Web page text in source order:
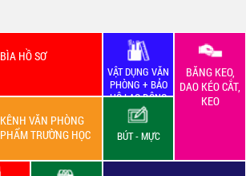
BÌA HỒ SƠ
VẬT DỤNG VĂN
PHÒNG + BẢO
HỘ LAO ĐỘNG
BĂNG KEO,
DAO KÉO CẮT,
KEO
KÊNH VĂN PHÒNG
PHẨM TRƯỜNG HỌC
BÚT - MỰC